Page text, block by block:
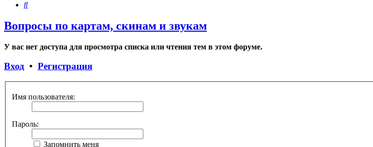
Поиск
Вопросы по картам, скинам и звукам
У вас нет доступа для просмотра списка или чтения тем в этом форуме.
Вход • Регистрация
Имя пользователя:
Пароль:
Запомнить меня